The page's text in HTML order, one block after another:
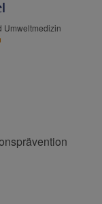
Umweltmedizin